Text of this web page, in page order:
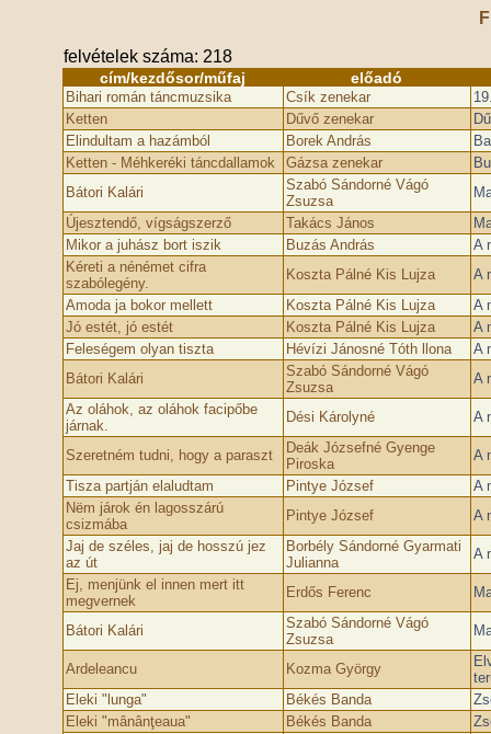
felvételek száma: 218
cím/kezdősor/műfaj előadó
Bihari román táncmuzsika Csík zenekar
Ketten
Dűvő zenekar
Elindultam a hazámból
Borek András
Ketten - Méhkeréki táncdallamok
Gázsa zenekar
Bátori Kalári
Szabó Sándorné Vágó
Zsuzsa
Újesztendő, vígságszerző
Takács János
Mikor a juhász bort iszik
Buzás András
A
Kéreti a nénémet cifra
szabólegény.
Koszta Pálné Kis Lujza
A
Amoda ja bokor mellett
Koszta Pálné Kis Lujza
A
Jó estét, jó estét
Koszta Pálné Kis Lujza
A
Feleségem olyan tiszta
Hévízi Jánosné Tóth llona
A
Bátori Kalári
Szabó Sándorné Vágó
Zsuzsa
A
Az oláhok, az oláhok facipőbe
járnak.
Dési Károlyné A
Szeretném tudni, hogy a paraszt
Deák Józsefné Gyenge
Piroska
A
Tisza partján elaludtam
Pintye József
A
Nëm járok én lagosszárú
csizmába
Pintye József
A
Jaj de széles, jaj de hosszú jez
az út
Borbély Sándorné Gyarmati
Julianna
A
Ej, menjünk el innen mert itt
megvernek
Erdős Ferenc
Bátori Kalári
Szabó Sándorné Vágó
Zsuzsa
Ardeleancu Kozma György
Eleki "lunga"
Békés Banda
Eleki "mânânţeaua"
Békés Banda